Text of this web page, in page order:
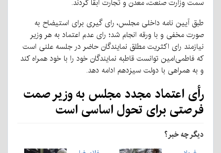
سمت وزارت صنعت، معدن و تجارت ابقا کردند.
طبق آیین نامه داخلی مجلس، رای گیری برای استیضاح به
صورت مخفی و با ورقه انجام شد؛ رای عدم اعتماد به هر وزیر
نیازمند رای اکثریت مطلق نمایندگان حاضر در جلسه علنی است
که فاطمی‌امین توانست قاطبه نمایندگان خود را با خود همراه کند
و به همراهی با دولت سیزدهم ادامه دهد.
رأی اعتماد مجدد مجلس به وزیر صمت
فرصتی برای تحول اساسی است
دیگر چه خبر؟